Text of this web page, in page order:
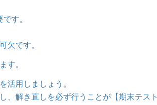
す。
欠です。
す。
活用しましょう。
、解き直しを必ず行うことが【期末テスト